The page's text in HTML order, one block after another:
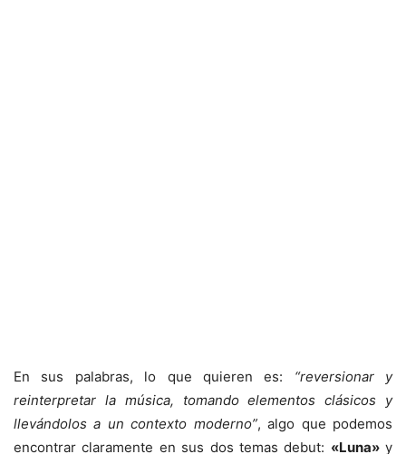
En sus palabras, lo que quieren es: “reversionar y
reinterpretar la música, tomando elementos clásicos y
llevándolos a un contexto moderno”, algo que podemos
encontrar claramente en sus dos temas debut: «Luna»y